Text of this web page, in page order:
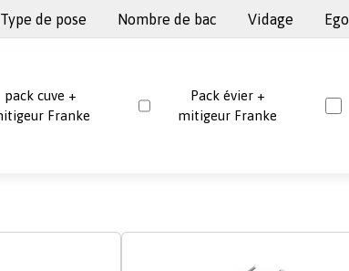
Type de pose Nombre de bac Vidage
pack cuve +
Franke
Pack évier +
mitigeur Franke